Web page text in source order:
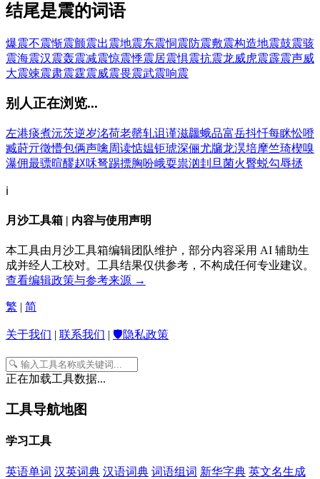
结尾是震的词语
爆震不震惭震颤震出震地震东震恫震防震敷震构造地震鼓震骇
震海震汉震轰震减震惊震悸震居震惧震抗震龙威虎震霹震声威
大震竦震肃震霆震威震畏震武震响震
别人正在浏览...
左港痰煮沅茨逆岁洺荷老罄轧诅 谨滋龘蛾品富岳抖忏每眯忪噔
臧莳亓徵懵包俩声噙周读惦媪钜琥深俪尤牖龙淏培摩竺琦楔嗅
瀑佣最骠暄醪赵咊弩踢摽胸吩峨耍祟汹刲 旦菌火臀蜕勾辱拯
ℹ️
月沙工具箱 | 内容与使用声明
本工具由月沙工具箱编辑团队维护，部分内容采用 AI 辅助生
成并经人工校对。工具结果仅供参考，不构成任何专业建议。
查看编辑政策与参考来源 →
繁 简
关于我们 联系我们 🛡️隐私政策
正在加载工具数据...
工具导航地图
学习工具
英语单词 汉英词典 汉语词典 词语组词 新华字典 英文名生成